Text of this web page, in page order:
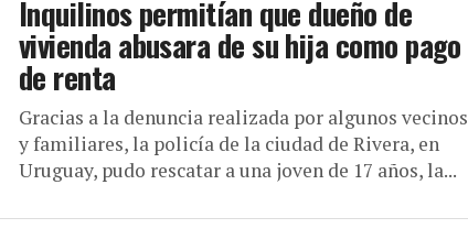
Inquilinos permitían que dueño de
vivienda abusara de su hija como pago
de renta
Gracias a la denuncia realizada por algunos vecinos
y familiares, la policía de la ciudad de Rivera, en
Uruguay, pudo rescatar a una joven de 17 años, la...